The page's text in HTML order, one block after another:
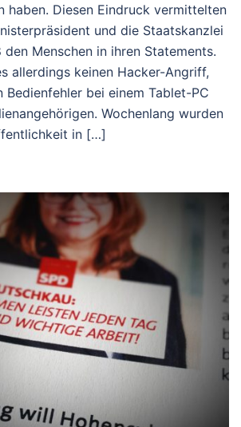
haben. Diesen Eindruck vermittelten
und die Staatskanzlei
den Menschen in ihren Statements.
allerdings keinen Hacker-Angriff,
Bedienfehler bei einem Tablet-PC
Wochenlang wurden
in […]